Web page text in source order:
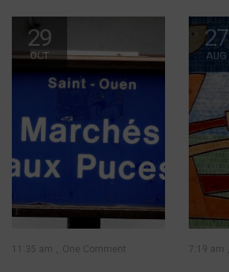
29
OCT
11:35 am One Comment
27
AUG
7:19 am